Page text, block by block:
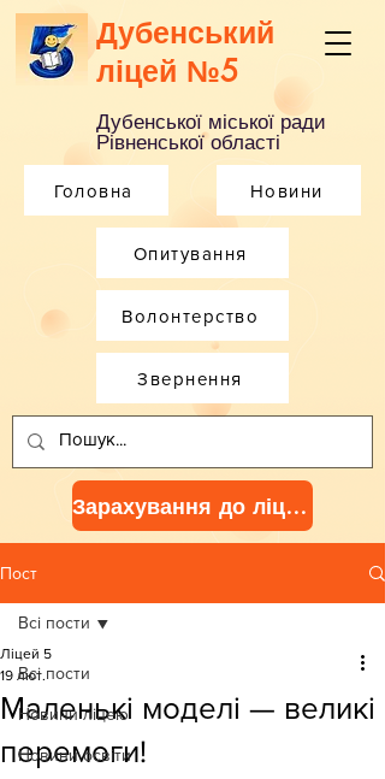
Дубенський
ліцей №5
Дубенської міської ради
Рівненської області
Головна Новини
Опитування
Зарахування до ліцею
Волонтерство
Звернення
Пост
Всі пости
Новини ліцею
Новини освіти
Всі пости
Маленькі моделі — великі
перемоги!
Ліцей 5
19 лют.